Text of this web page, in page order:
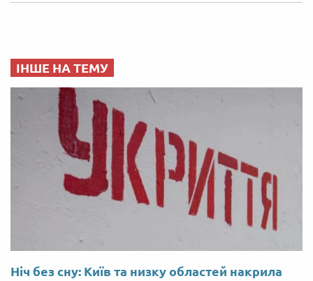
ІНШЕ НА ТЕМУ
Ніч без сну: Київ та низку областей накрила